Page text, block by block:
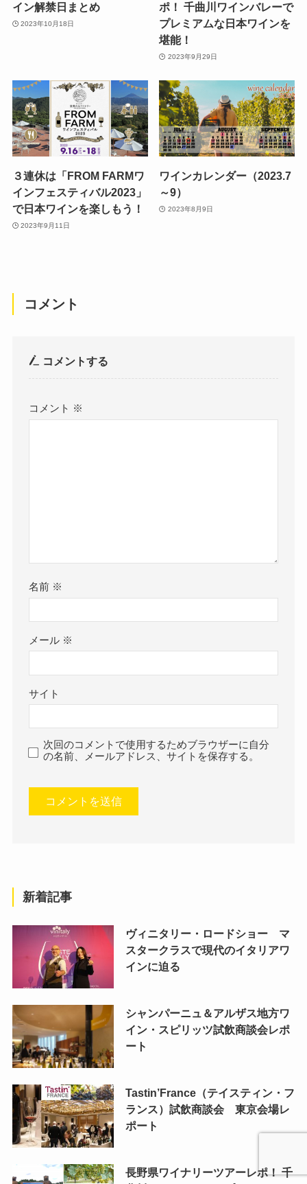
イン解禁日まとめ
2023年10月18日
ポ！ 千曲川ワインバレーで
プレミアムな日本ワインを
堪能！
2023年9月29日
３連休は「FROM FARMワ
インフェスティバル2023」
で日本ワインを楽しもう！
2023年9月11日
ワインカレンダー（2023.7
～9）
2023年8月9日
コメント
コメントする
コメント ※
名前 ※
メール ※
サイト
次回のコメントで使用するためブラウザーに自分
の名前、メールアドレス、サイトを保存する。
新着記事
ヴィニタリー・ロードショー マ
スタークラスで現代のイタリアワ
インに迫る
シャンパーニュ＆アルザス地方ワ
イン・スピリッツ試飲商談会レポ
ート
Tastin’France（テイスティン・フ
ランス）試飲商談会 東京会場レ
ポート
長野県ワイナリーツアーレポ！ 千